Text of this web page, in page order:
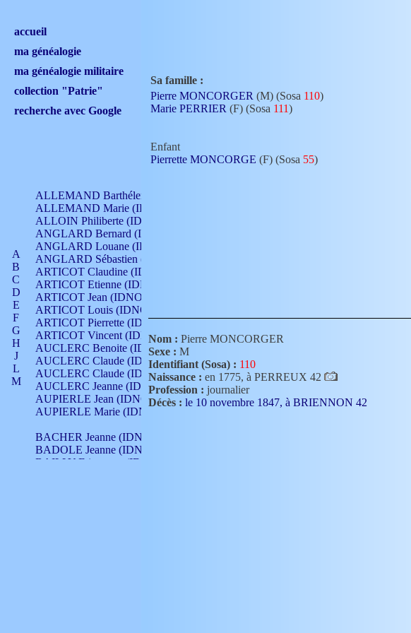
accueil
ma généalogie
ma généalogie militaire
collection "Patrie"
recherche avec Google
A
B
C
D
E
F
G
H
J
L
M
ALLEMAND Barthélemy (IDNO 330)
ALLEMAND Marie (IDNO 165)
ALLOIN Philiberte (IDNO 449)
ANGLARD Bernard (IDNO 4)
ANGLARD Louane (IDNO 4)
ANGLARD Sébastien (IDNO 4)
ARTICOT Claudine (IDNO 105)
ARTICOT Etienne (IDNO 420)
ARTICOT Jean (IDNO 210)
ARTICOT Louis (IDNO 420)
ARTICOT Pierrette (IDNO 210)
ARTICOT Vincent (IDNO 210)
AUCLERC Benoite (IDNO 451)
AUCLERC Claude (IDNO 902)
AUCLERC Claude (IDNO 902)
AUCLERC Jeanne (IDNO 199)
AUPIERLE Jean (IDNO 954)
AUPIERLE Marie (IDNO )
BACHER Jeanne (IDNO )
BADOLE Jeanne (IDNO 867)
BAILLY Etiennette (IDNO )
Sa famille :
Pierre MONCORGER (M) (Sosa 110)
Marie PERRIER (F) (Sosa 111)
Enfant
Pierrette MONCORGE (F) (Sosa 55)
Nom : Pierre MONCORGER
Sexe : M
Identifiant (Sosa) : 110
Naissance : en 1775, à PERREUX 42
Profession : journalier
Décès : le 10 novembre 1847, à BRIENNON 42